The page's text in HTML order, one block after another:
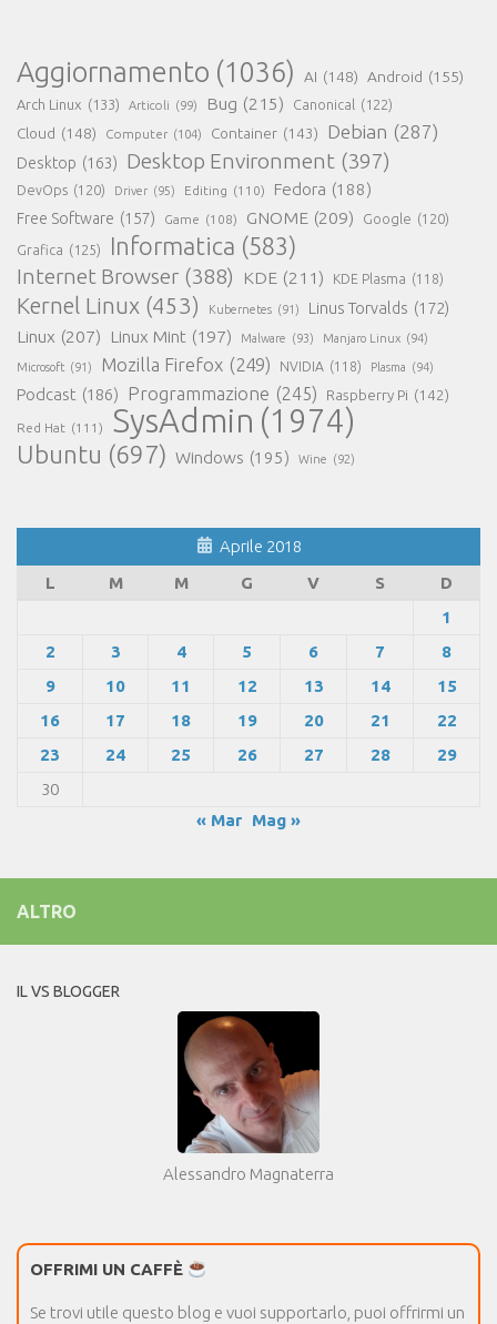
Aggiornamento (1036) AI (148) Android (155)
Arch Linux (133) Articoli (99) Bug (215) Canonical (122)
Cloud (148) Computer (104) Container (143) Debian (287)
Desktop (163) Desktop Environment (397)
DevOps (120) Driver (95) Editing (110) Fedora (188)
Free Software (157) Game (108) GNOME (209) Google (120)
Grafica (125) Informatica (583)
Internet Browser (388) KDE (211) KDE Plasma (118)
Kernel Linux (453) Kubernetes (91) Linus Torvalds (172)
Linux (207) Linux Mint (197) Malware (93) Manjaro Linux (94)
Microsoft (91) Mozilla Firefox (249) NVIDIA (118) Plasma (94)
Podcast (186) Programmazione (245) Raspberry Pi (142)
Red Hat (111) SysAdmin (1974)
Ubuntu (697) Windows (195) Wine (92)
Aprile 2018
L
M M G V S
D
1
2
3 4 5 6 7
8
9
10 11 12 13 14
15
16
17 18 19 20 21
22
23
24 25 26 27 28
29
30
« Mar Mag »
ALTRO
IL VS BLOGGER
Alessandro Magnaterra
OFFRIMI UN CAFFÈ
Se trovi utile questo blog e vuoi supportarlo, puoi offrirmi un